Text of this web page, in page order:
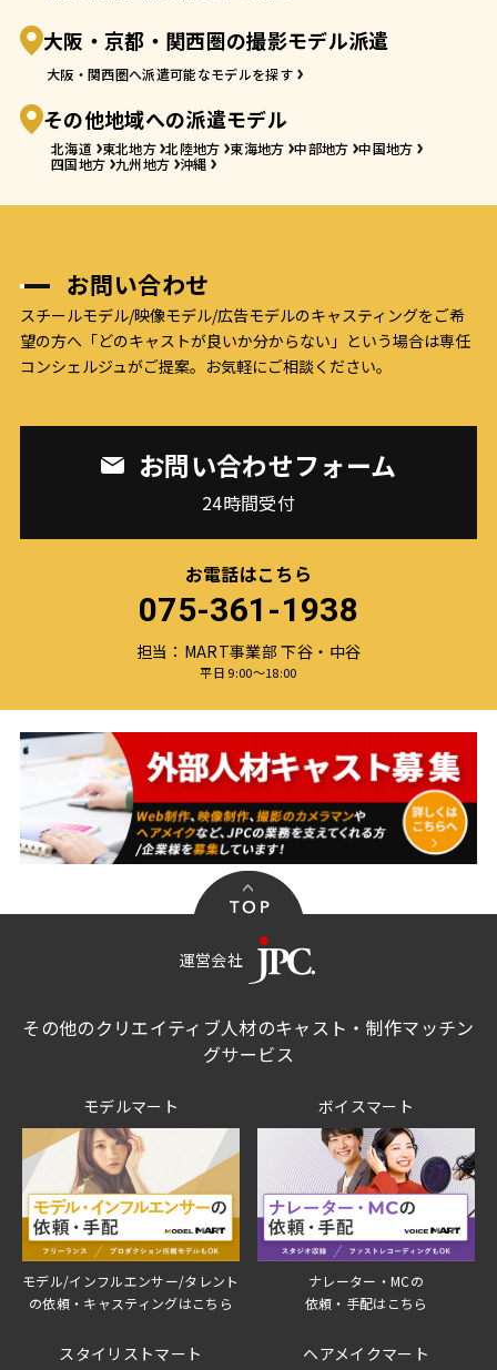
大阪・京都・関西圏の撮影モデル派遣
大阪・関西圏へ派遣可能なモデルを探す
その他地域への派遣モデル
北海道 東北地方 北陸地方 東海地方 中部地方 中国地方
四国地方 九州地方 沖縄
お問い合わせ
スチールモデル/映像モデル/広告モデルのキャスティングをご希
望の方へ「どのキャストが良いか分からない」という場合は専任
コンシェルジュがご提案。お気軽にご相談ください。
お問い合わせフォーム
24時間受付
お電話はこちら
075-361-1938
担当：MART事業部 下谷・中谷
平日 9:00〜18:00
運営会社
その他のクリエイティブ人材のキャスト・制作マッチン
グサービス
モデルマート
モデル/インフルエンサー/タレント
の依頼・キャスティングはこちら
ボイスマート
ナレーター・MCの
依頼・手配はこちら
スタイリストマート ヘアメイクマート